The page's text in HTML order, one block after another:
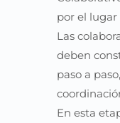
por el lugar
Las
deben
paso a
En esta